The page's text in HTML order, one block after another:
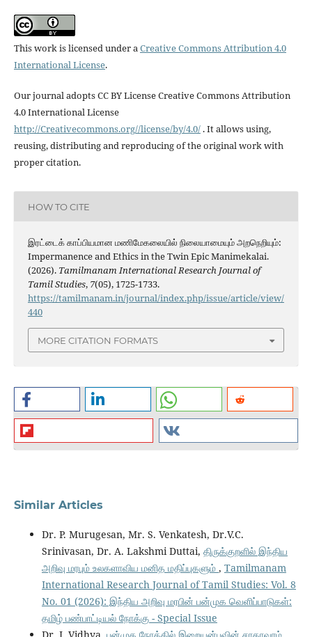
This work is licensed under aCreative Commons Attribution 4.0
International License.
Our journal adopts CC BY License Creative Commons Attribution
4.0 International License
http://Creativecommons.org//license/by/4.0/. It allows using,
reusing, distributing and reproducing of the original work with
proper citation.
HOW TO CITE
இரட்டைக் காப்பியமான மணிமேகலையில் நிலையாமையும் அறநெறியும்:
Impermanence and Ethics in the Twin Epic Manimekalai.
(2026). Tamilmanam International Research Journal of
Tamil Studies, 7(05), 1725-1733.
https://tamilmanam.in/journal/index.php/issue/article/view/
440
MORE CITATION FORMATS
Similar Articles
Dr. P. Murugesan, Mr. S. Venkatesh, Dr.V.C.
Srinivasan, Dr. A. Lakshmi Duttai, திருக்குறளில் இந்திய
அறிவு மரபும் உலகளாவிய மனித மதிப்புகளும் , Tamilmanam
International Research Journal of Tamil Studies: Vol. 8
No. 01 (2026): இந்திய அறிவு மரபின் பன்முக வெளிப்பாடுகள்:
தமிழ் பண்பாட்டியல் நோக்கு - Special Issue